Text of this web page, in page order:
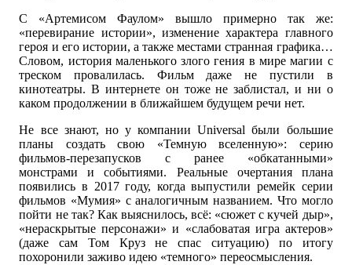
С «Артемисом Фаулом» вышло примерно так же:
«перевирание истории», изменение характера главного
героя и его истории, а также местами странная графика…
Словом, история маленького злого гения в мире магии с
треском провалилась. Фильм даже не пустили в
кинотеатры. В интернете он тоже не заблистал, и ни о
каком продолжении в ближайшем будущем речи нет.
Не все знают, но у компании Universal были большие
планы создать свою «Темную вселенную»: серию
фильмов-перезапусков с ранее «обкатанными»
монстрами и событиями. Реальные очертания плана
появились в 2017 году, когда выпустили ремейк серии
фильмов «Мумия» с аналогичным названием. Что могло
пойти не так? Как выяснилось, всё: «сюжет с кучей дыр»,
«нераскрытые персонажи» и «слабоватая игра актеров»
(даже сам Том Круз не спас ситуацию) по итогу
похоронили заживо идею «темного» переосмысления.